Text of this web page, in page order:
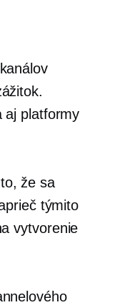
aj platformy
že sa
týmito
vytvorenie